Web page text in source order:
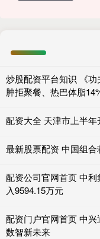
炒股配资平台知识 《
肿拒聚餐、热巴体脂
配资大全 天津市上半
最新股票配资 中国组
配资公司官网首页 中
入9594.15万元
配资门户官网首页 中
数智新未来